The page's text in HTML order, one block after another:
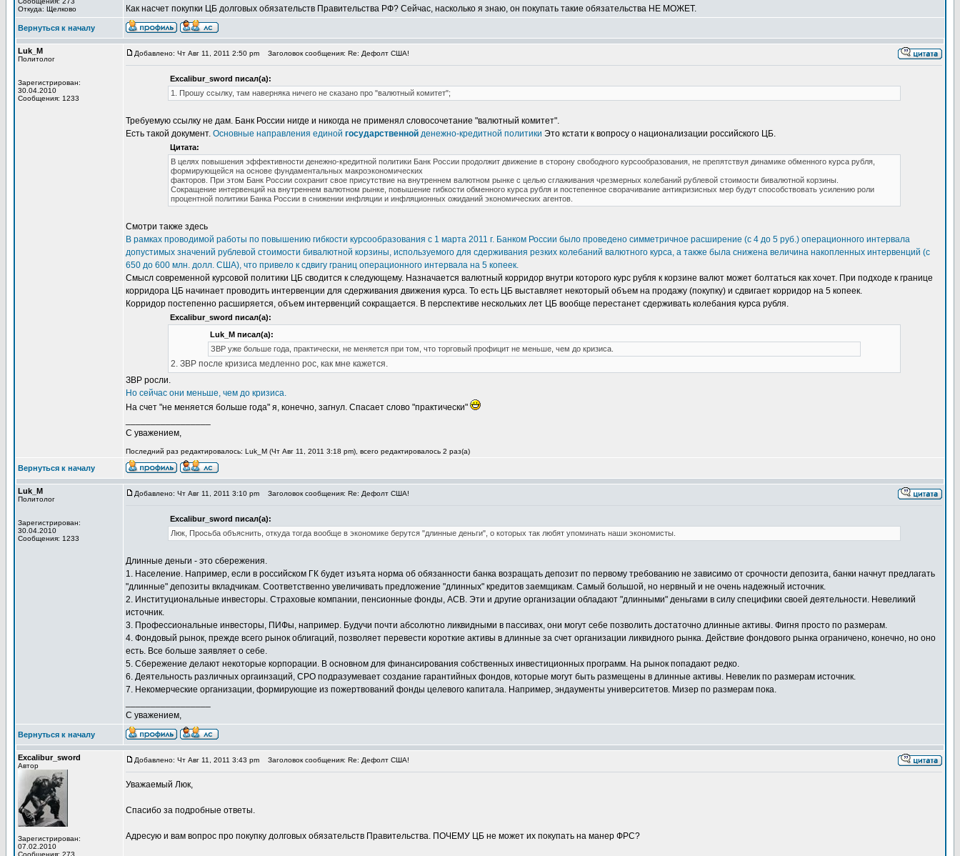
Откуда: Щелково
Как насчет покупки ЦБ долговых обязательств Правительства РФ? Сейчас, насколько я знаю, он покупать такие обязательства НЕ МОЖЕТ.
Вернуться к началу
Luk_M
Политолог
Зарегистрирован:
30.04.2010
Сообщения: 1233
Добавлено: Чт Авг 11, 2011 2:50 pm Заголовок сообщения: Re: Дефолт США!
Excalibur_sword писал(а):
1. Прошу ссылку, там наверняка ничего не сказано про "валютный комитет";
Требуемую ссылку не дам. Банк России нигде и никогда не применял словосочетание "валютный комитет".
Есть такой документ. Основные направления единой государственной денежно-кредитной политики Это кстати к вопросу о национализации российского ЦБ.
Цитата:
В целях повышения эффективности денежно-кредитной политики Банк России продолжит движение в сторону свободного курсообразования, не препятствуя динамике обменного курса рубля,
формирующейся на основе фундаментальных макроэкономических
факторов. При этом Банк России сохранит свое присутствие на внутреннем валютном рынке с целью сглаживания чрезмерных колебаний рублевой стоимости бивалютной корзины.
Сокращение интервенций на внутреннем валютном рынке, повышение гибкости обменного курса рубля и постепенное сворачивание антикризисных мер будут способствовать усилению роли
процентной политики Банка России в снижении инфляции и инфляционных ожиданий экономических агентов.
Смотри также здесь
В рамках проводимой работы по повышению гибкости курсообразования с 1 марта 2011 г. Банком России было проведено симметричное расширение (с 4 до 5 руб.) операционного интервала
допустимых значений рублевой стоимости бивалютной корзины, используемого для сдерживания резких колебаний валютного курса, а также была снижена величина накопленных интервенций (с
650 до 600 млн. долл. США), что привело к сдвигу границ операционного интервала на 5 копеек.
Смысл современной курсовой политики ЦБ сводится к следующему. Назначается валютный корридор внутри которого курс рубля к корзине валют может болтаться как хочет. При подходе к границе
корридора ЦБ начинает проводить интервенции для сдерживания движения курса. То есть ЦБ выставляет некоторый объем на продажу (покупку) и сдвигает корридор на 5 копеек.
Корридор постепенно расширяется, объем интервенций сокращается. В перспективе нескольких лет ЦБ вообще перестанет сдерживать колебания курса рубля.
Excalibur_sword писал(а):
Luk_M писал(а):
ЗВР уже больше года, практически, не меняется при том, что торговый профицит не меньше, чем до кризиса.
2. ЗВР после кризиса медленно рос, как мне кажется.
ЗВР росли.
Но сейчас они меньше, чем до кризиса.
На счет "не меняется больше года" я, конечно, загнул. Спасает слово "практически"
С уважением,
Последний раз редактировалось: Luk_M (Чт Авг 11, 2011 3:18 pm), всего редактировалось 2 раз(а)
Вернуться к началу
Luk_M
Политолог
Зарегистрирован:
30.04.2010
Сообщения: 1233
Добавлено: Чт Авг 11, 2011 3:10 pm Заголовок сообщения: Re: Дефолт США!
Excalibur_sword писал(а):
Люк, Просьба объяснить, откуда тогда вообще в экономике берутся "длинные деньги", о которых так любят упоминать наши экономисты.
Длинные деньги - это сбережения.
1. Население. Например, если в российском ГК будет изъята норма об обязанности банка возращать депозит по первому требованию не зависимо от срочности депозита, банки начнут предлагать
"длинные" депозиты вкладчикам. Соответственно увеличивать предложение "длинных" кредитов заемщикам. Самый большой, но нервный и не очень надежный источник.
2. Институциональные инвесторы. Страховые компании, пенсионные фонды, АСВ. Эти и другие организации обладают "длинными" деньгами в силу специфики своей деятельности. Невеликий
источник.
3. Профессиональные инвесторы, ПИФы, например. Будучи почти абсолютно ликвидными в пассивах, они могут себе позволить достаточно длинные активы. Фигня просто по размерам.
4. Фондовый рынок, прежде всего рынок облигаций, позволяет перевести короткие активы в длинные за счет организации ликвидного рынка. Действие фондового рынка ограничено, конечно, но оно
есть. Все больше заявляет о себе.
5. Сбережение делают некоторые корпорации. В основном для финансирования собственных инвестиционных программ. На рынок попадают редко.
6. Деятельность различных оргаинзаций, СРО подразумевает создание гарантийных фондов, которые могут быть размещены в длинные активы. Невелик по размерам источник.
7. Некомерческие организации, формирующие из пожертвований фонды целевого капитала. Например, эндаументы университетов. Мизер по размерам пока.
С уважением,
Вернуться к началу
Excalibur_sword
Автор
Зарегистрирован:
07.02.2010
Сообщения: 273
Добавлено: Чт Авг 11, 2011 3:43 pm Заголовок сообщения: Re: Дефолт США!
Уважаемый Люк,
Спасибо за подробные ответы.
Адресую и вам вопрос про покупку долговых обязательств Правительства. ПОЧЕМУ ЦБ не может их покупать на манер ФРС?